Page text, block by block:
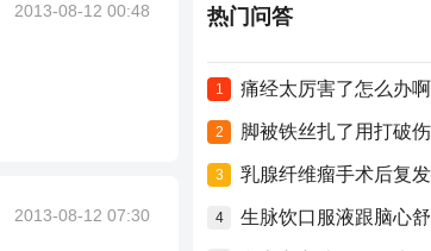
2013-08-12 00:48
2013-08-12 07:30
热门问答
1 痛经太厉害了怎么办啊
2 脚被铁丝扎了用打破
3 乳腺纤维瘤手术后复
4 生脉饮口服液跟脑心